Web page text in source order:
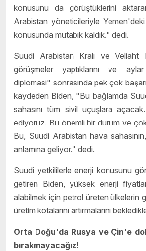
konusunu da görüştüklerini
Arabistan yöneticileriyle
konusunda mutabık kaldık." dedi.
Suudi Arabistan Kralı ve Veliaht
görüşmeler yaptıklarını ve
diplomasi" sonrasında pek çok
kaydeden Biden, "Bu bağlamda
sahasını tüm sivil uçuşlara
ediyoruz. Bu önemli bir durum ve
Bu, Suudi Arabistan hava
anlamına geliyor." dedi.
Suudi yetkililerle enerji konusunu
getiren Biden, yüksek enerji
alabilmek için petrol üreten ülkelerin
üretim kotalarını artırmalarını
Orta Doğu'da Rusya ve Çin'e
bırakmayacağız!